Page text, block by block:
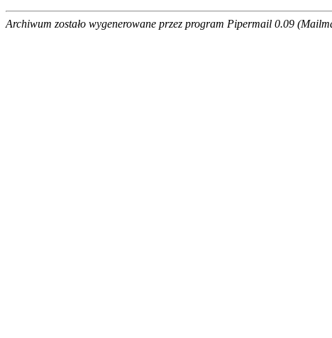
Archiwum zostało wygenerowane przez program Pipermail 0.09